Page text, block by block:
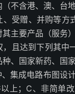
（不含港、澳、台
、受赠、并购等方
主要产品（服务
且达到下列其中
、国家新药、国
集成电路布图设
上；C、非简单